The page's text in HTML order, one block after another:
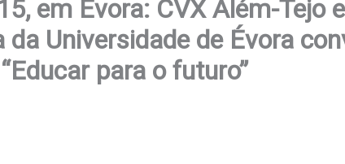
em Évora: CVX Além-Tejo
Universidade de Évora
para o futuro”